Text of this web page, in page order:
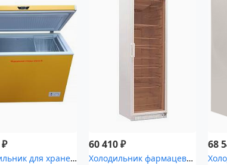
₽
Морозильник для хранения медицинских отходов Саратов-601М
60 410₽
Холодильник фармацевтический Pozis ХФ-400-3 со стеклянной дверью ...
68